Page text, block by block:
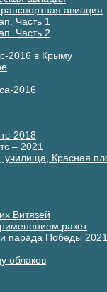
авиация
Часть 1
Часть 2
2016 в Крыму
2016
2018
– 2021
училища, Красная
Витязей
ракет
парада Победы 2021
облаков